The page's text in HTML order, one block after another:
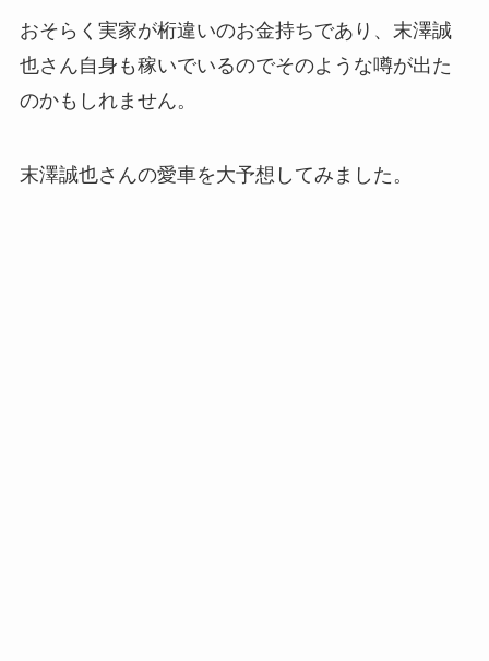
おそらく実家が桁違いのお金持ちであり、末澤誠
也さん自身も稼いでいるのでそのような噂が出た
のかもしれません。
末澤誠也さんの愛車を大予想してみました。